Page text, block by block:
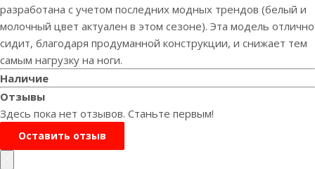
разработана с учетом последних модных трендов (белый и
молочный цвет актуален в этом сезоне). Эта модель отлично
сидит, благодаря продуманной конструкции, и снижает тем
самым нагрузку на ноги.
Наличие
Отзывы
Здесь пока нет отзывов. Станьте первым!
Оставить отзыв